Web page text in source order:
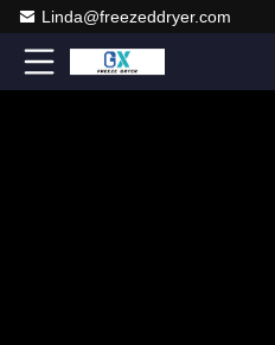
Linda@freezeddryer.com